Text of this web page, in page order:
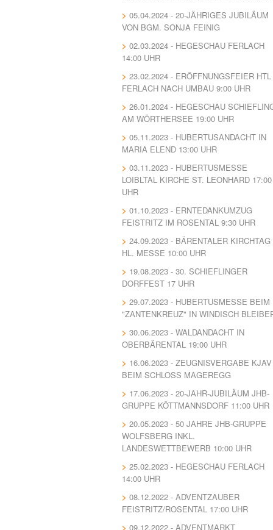
05.04.2024 - 20-JÄHRIGES JUBILÄUM
VON BGM. SONJA FEINIG
02.03.2024 - HEGESCHAU FERLACH
14:00 UHR
23.02.2024 - ERÖFFNUNGSFEIER HTL
FERLACH NACH UMBAU 9:00 UHR
26.01.2024 - HEGESCHAU
AM WÖRTHERSEE 19:00 UHR
05.11.2023 - HUBERTUSANDACHT IN
MARIA ELEND 13:00 UHR
03.11.2023 - HUBERTUSMESSE
LOIBLTAL KIRCHE ST. LEONHARD 17:00
UHR
01.10.2023 - ERNTEDANKUMZUG
FEISTRITZ IM ROSENTAL 9:30 UHR
24.09.2023 - BÄRENTALER KIRCHTAG
HL. MESSE 10:00 UHR
19.08.2023 - 30. SCHIEFLINGER
DORFFEST 17 UHR
29.07.2023 - HUBERTUSMESSE BEIM
"ZANTENKREUZ" IN WINDISCH
30.06.2023 - WALDANDACHT IN
OBERBÄRENTAL 19:00 UHR
16.06.2023 - ZEUGNISVERGABE KJAV
BEIM SCHLOSS MAGEREGG
17.06.2023 - 20-JAHR-JUBILÄUM JHB-
GRUPPE KÖTTMANNSDORF 11:00 UHR
20.05.2023 - 50 JAHRE JHB-GRUPPE
WOLFSBERG INKL.
LANDESWETTBEWERB 10:00 UHR
25.02.2023 - HEGESCHAU FERLACH
14:00 UHR
08.12.2022 - ADVENTZAUBER
FEISTRITZ/ROSENTAL 17:00 UHR
09.12.2022 - ADVENTMARKT